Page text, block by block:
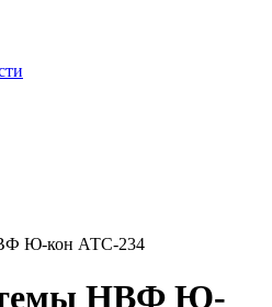
Ю-кон АТС-234
НВФ Ю-